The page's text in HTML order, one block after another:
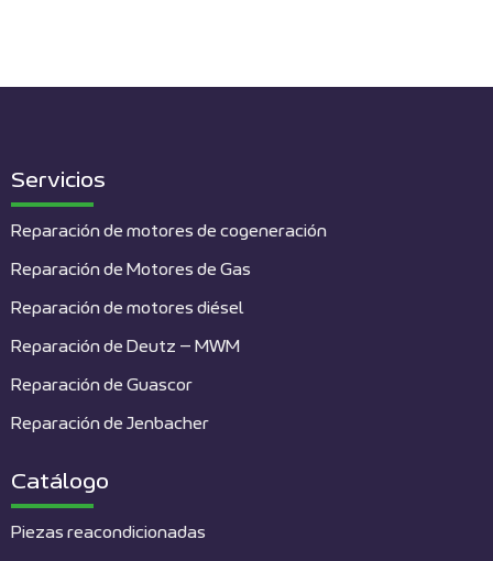
Servicios
Reparación de motores de cogeneración
Reparación de Motores de Gas
Reparación de motores diésel
Reparación de Deutz – MWM
Reparación de Guascor
Reparación de Jenbacher
Catálogo
Piezas reacondicionadas